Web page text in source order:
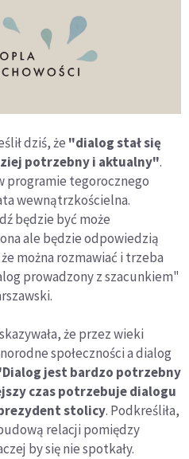
dziś, że "dialog stał się
potrzebny i aktualny".
programie tegorocznego
wewnątrzkościelna.
będzie być może
ale będzie odpowiedzią
można rozmawiać i trzeba
prowadzony z szacunkiem"
że przez wieki
społeczności a dialog
jest bardzo potrzebny
czas potrzebuje dialogu
stolicy. Podkreśliła,
relacji pomiędzy
by się nie spotkały.